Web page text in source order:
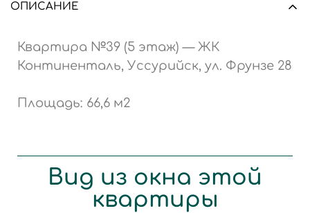
ОПИСАНИЕ
Квартира №39 (5 этаж) — ЖК
Континенталь, Уссурийск, ул. Фрунзе 28
Площадь: 66,6 м2
Вид из окна этой
квартиры